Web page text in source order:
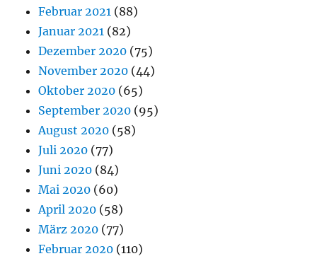
Februar 2021 (88)
Januar 2021 (82)
Dezember 2020 (75)
November 2020 (44)
Oktober 2020 (65)
September 2020 (95)
August 2020 (58)
Juli 2020 (77)
Juni 2020 (84)
Mai 2020 (60)
April 2020 (58)
März 2020 (77)
Februar 2020 (110)